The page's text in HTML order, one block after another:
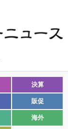
決算
販促
海外